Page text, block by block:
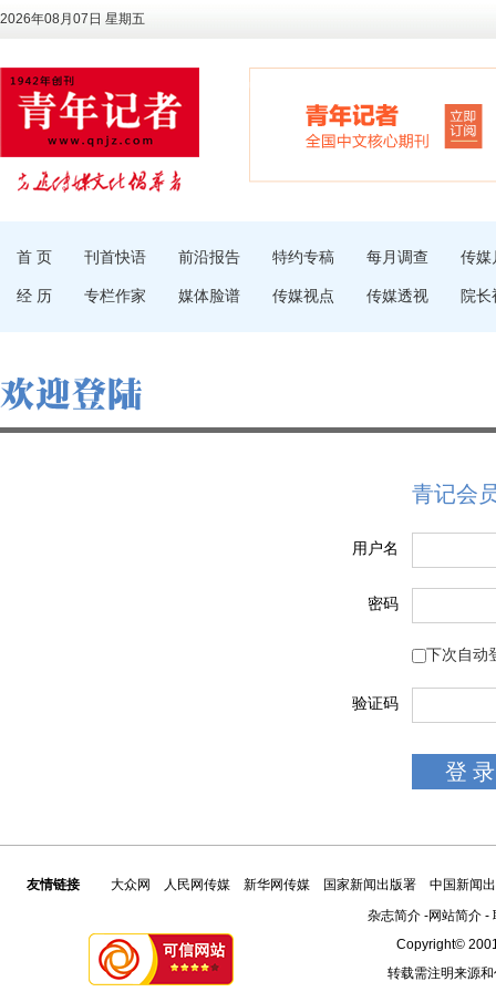
2026年08月07日 星期五
首 页 刊首快语 前沿报告 特约专稿 每月调查 传媒
经 历 专栏作家 媒体脸谱 传媒视点 传媒透视 院长
青记会
用户名
密码
下次自动
验证码
友情链接 大众网 人民网传媒 新华网传媒 国家新闻出版署
中国新闻
杂志简介 -网站简介 -
Copyright©
转载需注明来源